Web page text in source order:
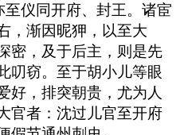
仪同开府、封王。诸宦
，渐因昵狎，以至大
密，及于后主，则是先
叨窃。至于胡小儿等眼
好，排突朝贵，尤为人
官者：沈过儿官至开府